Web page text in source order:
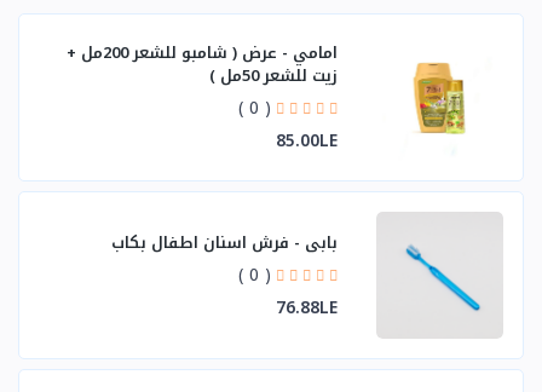
امامي - عرض ( شامبو للشعر 200مل +
زيت للشعر 50مل )
( 0 )
85.00LE
بابي - فرش اسنان اطفال بكاب
( 0 )
76.88LE